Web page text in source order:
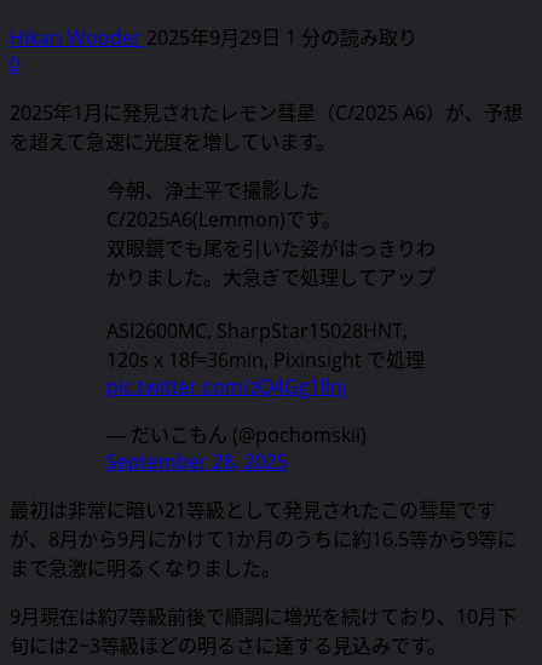
Hikari Wooder 2025年9月29日 1 分の読み取り
0
2025年1月に発見されたレモン彗星（C/2025 A6）が、予想
を超えて急速に光度を増しています。
今朝、浄土平で撮影した
C/2025A6(Lemmon)です。
双眼鏡でも尾を引いた姿がはっきりわ
かりました。大急ぎで処理してアップ
ASI2600MC, SharpStar15028HNT,
120s x 18f=36min, Pixinsight で処理
pic.twitter.com/zQ4Gg1llnj
— だいこもん (@pochomskii)
September 28, 2025
最初は非常に暗い21等級として発見されたこの彗星です
が、8月から9月にかけて1か月のうちに約16.5等から9等に
まで急激に明るくなりました。
9月現在は約7等級前後で順調に増光を続けており、10月下
旬には2~3等級ほどの明るさに達する見込みです。